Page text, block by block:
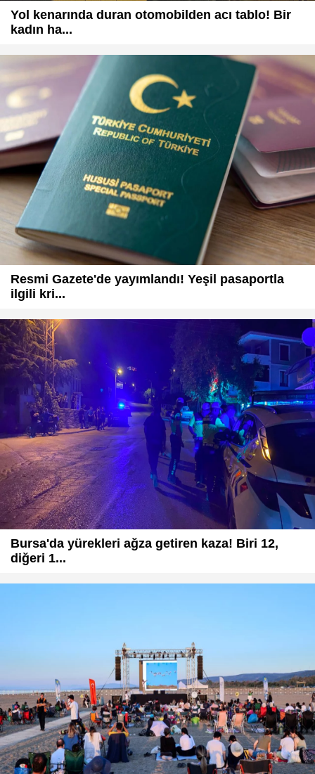
Yol kenarında duran otomobilden acı tablo! Bir
kadın ha...
Resmi Gazete'de yayımlandı! Yeşil pasaportla
ilgili kri...
Bursa'da yürekleri ağza getiren kaza! Biri 12,
diğeri 1...